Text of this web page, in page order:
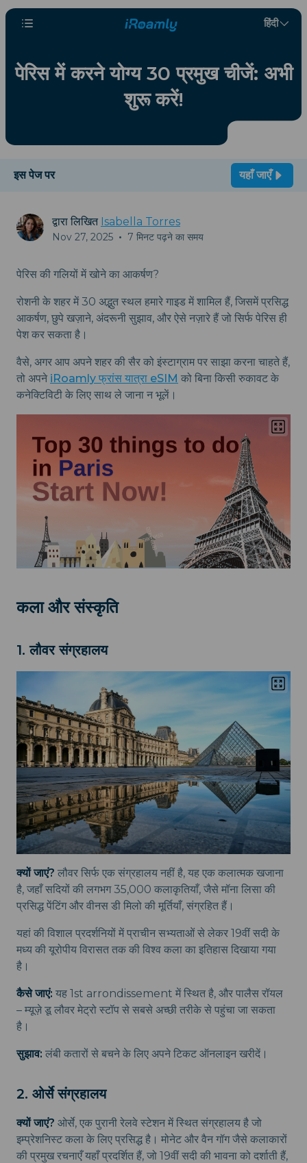
हिंदी
पेरिस में करने योग्य 30 प्रमुख चीजें: अभी
शुरू करें!
इस पेज पर यहाँ जाएँ
द्वारा लिखित Isabella Torres
Nov 27, 2025 • 7 मिनट पढ़ने का समय
पेरिस की गलियों में खोने का आकर्षण?
रोशनी के शहर में 30 अद्भुत स्थल हमारे गाइड में शामिल हैं, जिसमें प्रसिद्ध
आकर्षण, छुपे खज़ाने, अंदरूनी सुझाव, और ऐसे नज़ारे हैं जो सिर्फ पेरिस ही
पेश कर सकता है।
वैसे, अगर आप अपने शहर की सैर को इंस्टाग्राम पर साझा करना चाहते हैं,
तो अपने iRoamly फ्रांस यात्रा eSIM को बिना किसी रुकावट के
कनेक्टिविटी के लिए साथ ले जाना न भूलें।
कला और संस्कृति
1. लौवर संग्रहालय
क्यों जाएं? लौवर सिर्फ एक संग्रहालय नहीं है, यह एक कलात्मक खजाना
है, जहाँ सदियों की लगभग 35,000 कलाकृतियाँ, जैसे मॉना लिसा की
प्रसिद्ध पेंटिंग और वीनस डी मिलो की मूर्तियाँ, संग्रहित हैं।
यहां की विशाल प्रदर्शनियों में प्राचीन सभ्यताओं से लेकर 19वीं सदी के
मध्य की यूरोपीय विरासत तक की विश्व कला का इतिहास दिखाया गया
है।
कैसे जाएं: यह 1st arrondissement में स्थित है, और पालैस रॉयल
– म्यूज़े डू लौवर मेट्रो स्टॉप से सबसे अच्छी तरीके से पहुंचा जा सकता
है।
सुझाव: लंबी कतारों से बचने के लिए अपने टिकट ऑनलाइन खरीदें।
2. ओर्से संग्रहालय
क्यों जाएं? ओर्से, एक पुरानी रेलवे स्टेशन में स्थित संग्रहालय है जो
इम्प्रेशनिस्ट कला के लिए प्रसिद्ध है। मोनेट और वैन गॉग जैसे कलाकारों
की प्रमुख रचनाएँ यहाँ प्रदर्शित हैं, जो 19वीं सदी की भावना को दर्शाती हैं,